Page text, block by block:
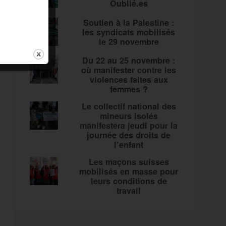
Oublié.es
Soutien à la Palestine :
les syndicats mobilisés
le 29 novembre
Du 22 au 25 novembre :
où manifester contre les
violences faites aux
femmes ?
Le collectif national des
mineurs isolés
manifestera jeudi pour la
journée des droits de
l’enfant
Les maçons suisses
mobilisés en masse pour
leurs conditions de
travail